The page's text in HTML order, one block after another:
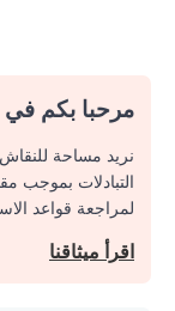
مرحبا بكم في
نريد مساحة
التبادلات بموجب
لمراجعة قواعد
اقرأ ميثاقنا